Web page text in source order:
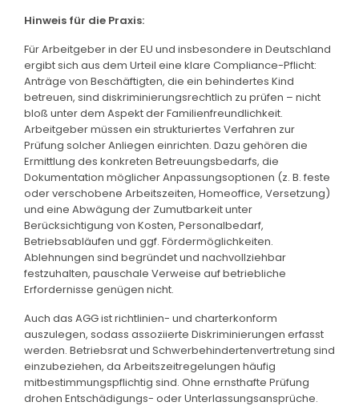
Hinweis für die Praxis:
Für Arbeitgeber in der EU und insbesondere in Deutschland
ergibt sich aus dem Urteil eine klare Compliance-Pflicht:
Anträge von Beschäftigten, die ein behindertes Kind
betreuen, sind diskriminierungsrechtlich zu prüfen – nicht
bloß unter dem Aspekt der Familienfreundlichkeit.
Arbeitgeber müssen ein strukturiertes Verfahren zur
Prüfung solcher Anliegen einrichten. Dazu gehören die
Ermittlung des konkreten Betreuungsbedarfs, die
Dokumentation möglicher Anpassungsoptionen (z. B. feste
oder verschobene Arbeitszeiten, Homeoffice, Versetzung)
und eine Abwägung der Zumutbarkeit unter
Berücksichtigung von Kosten, Personalbedarf,
Betriebsabläufen und ggf. Fördermöglichkeiten.
Ablehnungen sind begründet und nachvollziehbar
festzuhalten, pauschale Verweise auf betriebliche
Erfordernisse genügen nicht.
Auch das AGG ist richtlinien- und charterkonform
auszulegen, sodass assoziierte Diskriminierungen erfasst
werden. Betriebsrat und Schwerbehindertenvertretung sind
einzubeziehen, da Arbeitszeitregelungen häufig
mitbestimmungspflichtig sind. Ohne ernsthafte Prüfung
drohen Entschädigungs- oder Unterlassungsansprüche.